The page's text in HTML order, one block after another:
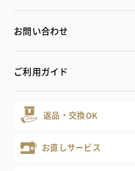
お問い合わせ
ご利用ガイド
返品・交換OK
お直しサービス